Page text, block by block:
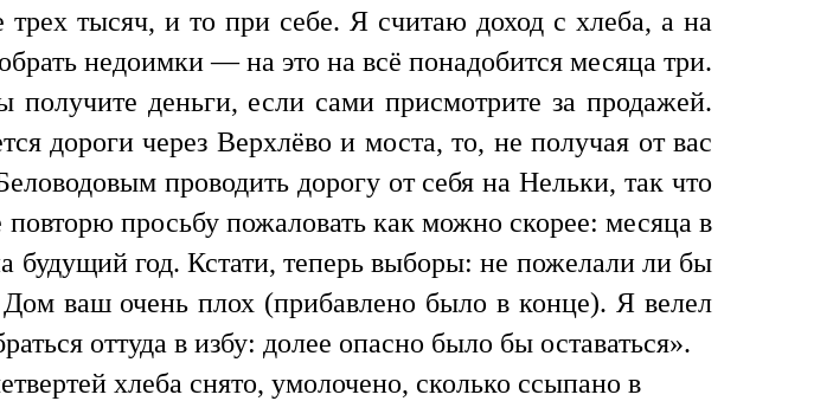
тысяч, и то при себе. Я считаю доход с хлеба, а на
недоимки — на это на всё понадобится месяца три.
деньги, если сами присмотрите за продажей.
дороги через Верхлёво и моста, то, не получая от вас
проводить дорогу от себя на Нельки, так что
просьбу пожаловать как можно скорее: месяца в
будущий год. Кстати, теперь выборы: не пожелали ли бы
ваш очень плох (прибавлено было в конце). Я велел
оттуда в избу: долее опасно было бы оставаться».
хлеба снято, умолочено, сколько ссыпано в